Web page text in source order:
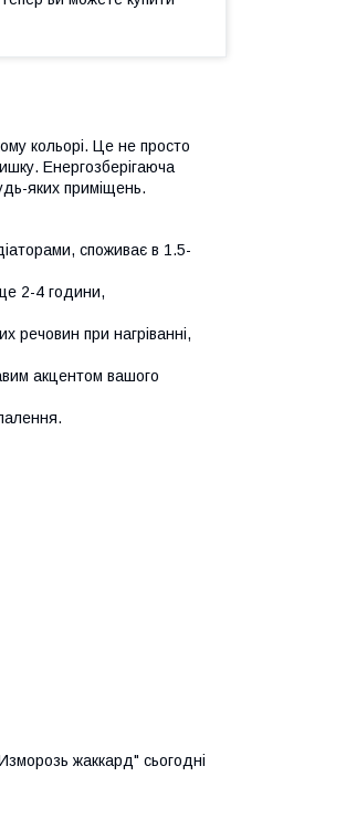
кольорі. Це не просто
Енергозберігаюча
яких приміщень.
споживає в 1.5-
2-4 години,
речовин при нагріванні,
акцентом вашого
жаккард" сьогодні